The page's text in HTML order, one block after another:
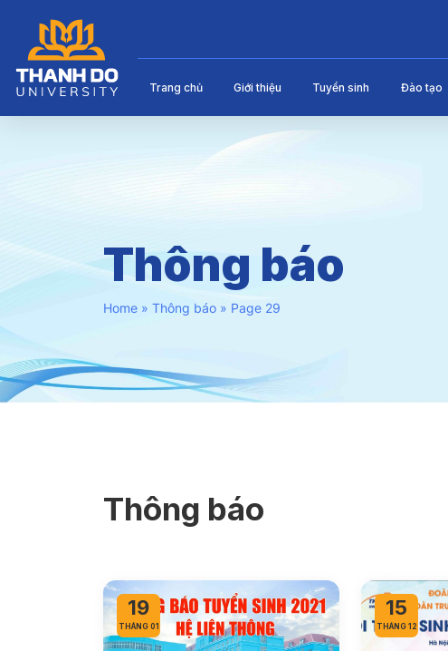
Trang chủ Giới thiệu Tuyển sinh Đào tạo
Thông báo
Home » Thông báo » Page 29
Thông báo
19
THÁNG 01
15
THÁNG 12